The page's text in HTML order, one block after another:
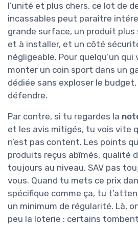
l’unité et plus chers, ce lot de
incassables peut paraître
grande surface, un produit plus
et à installer, et un côté
négligeable. Pour quelqu’un
monter un coin sport dans un
dédiée sans exploser le
défendre.
Par contre, si tu regardes la
et les avis mitigés, tu vois vite
n’est pas content. Les points
produits reçus abîmés, qualité
toujours au niveau, SAV pas
vous. Quand tu mets ce prix
spécifique comme ça, tu
un minimum de régularité. Là,
peu la loterie : certains